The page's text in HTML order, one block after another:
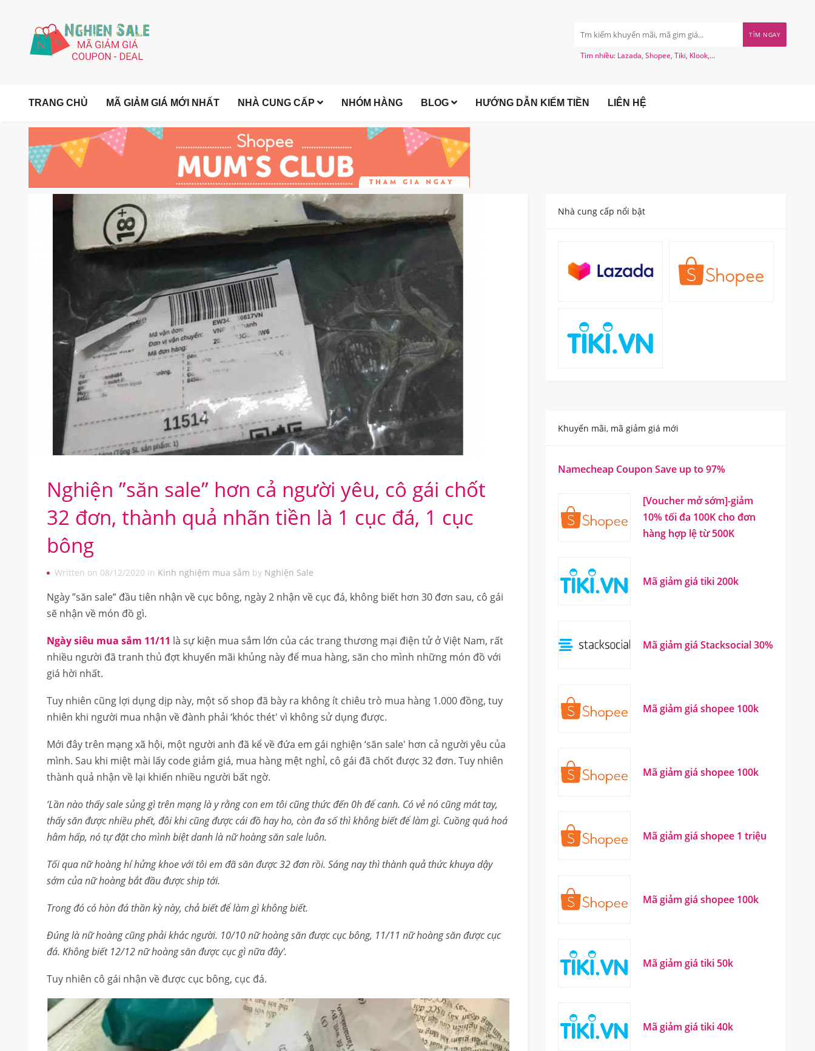
TÌM NGAY
Tìm nhiều: Lazada, Shopee, Tiki, Klook,...
TRANG CHỦ MÃ GIẢM GIÁ MỚI NHẤT NHÀ CUNG CẤP NHÓM HÀNG BLOG HƯỚNG DẪN KIẾM TIỀN LIÊN HỆ
Nghiện ”săn sale” hơn cả người yêu, cô gái chốt
32 đơn, thành quả nhãn tiền là 1 cục đá, 1 cục
bông
Written on 08/12/2020 in Kinh nghiệm mua sắm by Nghiện Sale
Ngày ”săn sale” đầu tiên nhận về cục bông, ngày 2 nhận về cục đá, không biết hơn 30 đơn sau, cô gái
sẽ nhận về món đồ gì.
Ngày siêu mua sắm 11/11 là sự kiện mua sắm lớn của các trang thương mại điện tử ở Việt Nam, rất
nhiều người đã tranh thủ đợt khuyến mãi khủng này để mua hàng, săn cho mình những món đồ với
giá hời nhất.
Tuy nhiên cũng lợi dụng dịp này, một số shop đã bày ra không ít chiêu trò mua hàng 1.000 đồng, tuy
nhiên khi người mua nhận về đành phải ‘khóc thét' vì không sử dụng được.
Mới đây trên mạng xã hội, một người anh đã kể về đứa em gái nghiện ‘săn sale' hơn cả người yêu của
mình. Sau khi miệt mài lấy code giảm giá, mua hàng mệt nghỉ, cô gái đã chốt được 32 đơn. Tuy nhiên
thành quả nhận về lại khiến nhiều người bất ngờ.
‘Lần nào thấy sale sủng gì trên mạng là y rằng con em tôi cũng thức đến 0h để canh. Có vẻ nó cũng mát tay,
thấy săn được nhiều phết, đôi khi cũng được cái đồ hay ho, còn đa số thì không biết để làm gì. Cuồng quá hoá
hâm hấp, nó tự đặt cho mình biệt danh là nữ hoàng săn sale luôn.
Tối qua nữ hoàng hí hửng khoe với tôi em đã săn được 32 đơn rồi. Sáng nay thì thành quả thức khuya dậy
sớm của nữ hoàng bắt đầu được ship tới.
Trong đó có hòn đá thần kỳ này, chả biết để làm gì không biết.
Đúng là nữ hoàng cũng phải khác người. 10/10 nữ hoàng săn được cục bông, 11/11 nữ hoàng săn được cục
đá. Không biết 12/12 nữ hoàng săn được cục gì nữa đây'.
Tuy nhiên cô gái nhận về được cục bông, cục đá.
Nhà cung cấp nổi bật
Khuyến mãi, mã giảm giá mới
Namecheap Coupon Save up to 97%
[Voucher mở sớm]-giảm
10% tối đa 100K cho đơn
hàng hợp lệ từ 500K
Mã giảm giá tiki 200k
Mã giảm giá Stacksocial 30%
Mã giảm giá shopee 100k
Mã giảm giá shopee 100k
Mã giảm giá shopee 1 triệu
Mã giảm giá shopee 100k
Mã giảm giá tiki 50k
Mã giảm giá tiki 40k